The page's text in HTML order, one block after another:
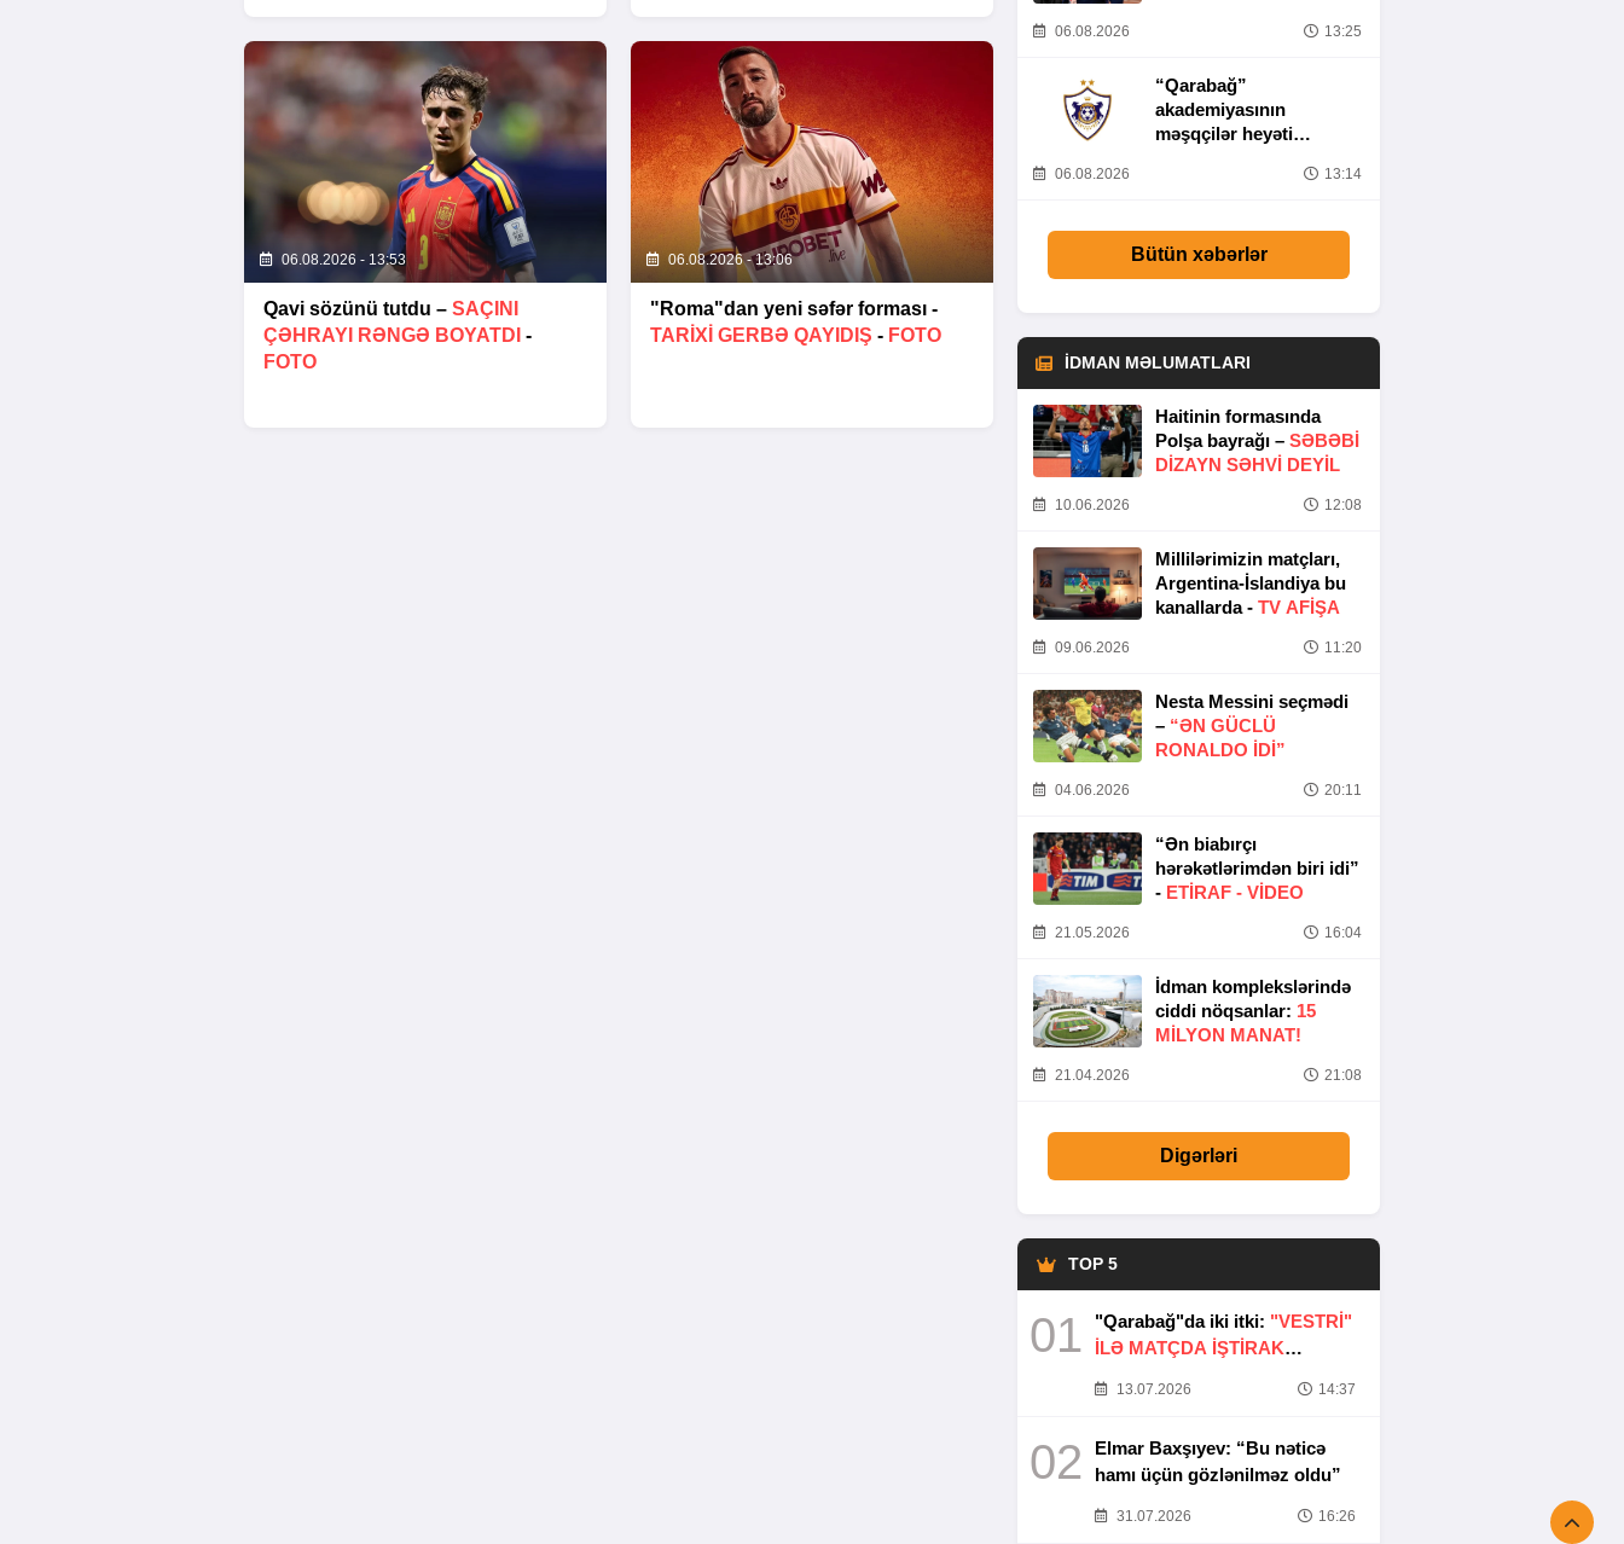
06.08.2026 - 13:53
Qavi sözünü tutdu – SAÇINI
ÇƏHRAYI RƏNGƏ BOYATDI -
FOTO
06.08.2026 - 13:06
"Roma"dan yeni səfər forması -
TARIXI GERBƏ QAYIDIŞ - FOTO
06.08.2026 13:25
“Qarabağ”
akademiyasının
məşqçilər heyəti
06.08.2026 13:14
Bütün xəbərlər
İDMAN MƏLUMATLARI
Haitinin formasında
Polşa bayrağı – SƏBƏBI
DIZAYN SƏHVI DEYIL
10.06.2026 12:08
Millilərimizin matçları,
Argentina-İslandiya bu
kanallarda - TV AFİŞA
09.06.2026 11:20
Nesta Messini seçmədi
– “ƏN GÜCLÜ
RONALDO IDI”
04.06.2026 20:11
“Ən biabırçı
hərəkətlərimdən biri idi”
- ETIRAF - VİDEO
21.05.2026 16:04
İdman komplekslərində
ciddi nöqsanlar: 15
MILYON MANAT!
21.04.2026 21:08
Digərləri
TOP 5
01 "Qarabağ"da iki itki: "VESTRİ"
İLƏ MATÇDA İŞTİRAK
13.07.2026 14:37
02
Elmar Baxşıyev: “Bu nəticə
hamı üçün gözlənilməz oldu”
31.07.2026 16:26